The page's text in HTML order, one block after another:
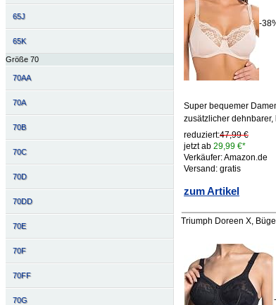
65J
65K
Größe 70
70AA
70A
70B
70C
70D
70DD
70E
70F
70FF
70G
-
Super bequemer
zusätzlicher
reduziert:47,99 €
jetzt ab29,99 €*
Verkäufer: Amazon.de
Versand: gratis
zum Artikel
Triumph Doreen X,